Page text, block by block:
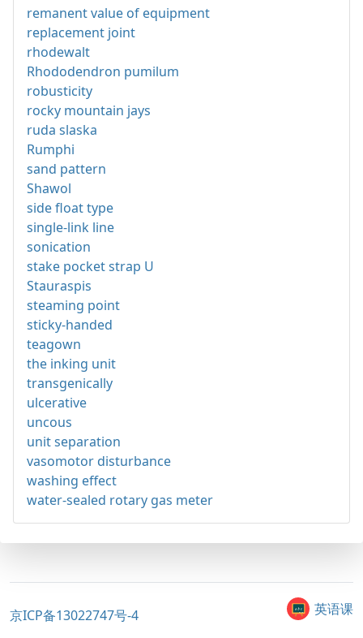
remanent value of equipment
replacement joint
rhodewalt
Rhododendron pumilum
robusticity
rocky mountain jays
ruda slaska
Rumphi
sand pattern
Shawol
side float type
single-link line
sonication
stake pocket strap U
Stauraspis
steaming point
sticky-handed
teagown
the inking unit
transgenically
ulcerative
uncous
unit separation
vasomotor disturbance
washing effect
water-sealed rotary gas meter
京ICP备13022747号-4 英语课